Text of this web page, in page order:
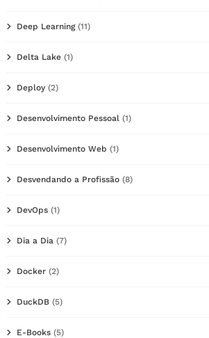
Deep Learning(11)
Delta Lake (1)
Deploy (2)
Desenvolvimento Pessoal (1)
Desenvolvimento Web (1)
Desvendando a Profissão (8)
DevOps (1)
Dia a Dia (7)
Docker (2)
DuckDB (5)
E-Books (5)